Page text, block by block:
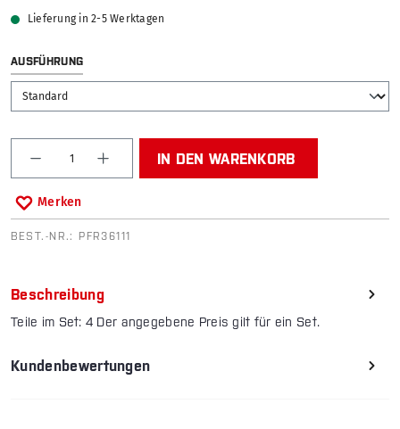
Lieferung in 2-5 Werktagen
AUSFÜHRUNGAUSWÄHLEN
Produkt Anzahl: Gib den gewünschten Wert ein
IN DEN WARENKORB
Merken
BEST.-NR.: PFR36111
Beschreibung
Teile im Set: 4 Der angegebene Preis gilt für ein Set.
Kundenbewertungen